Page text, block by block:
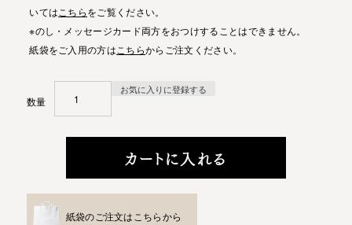
いては こちらをご覧ください。
※のし・メッセージカード両方をおつけすることはできません。
紙袋をご入用の方は こちらからご注文ください。
お気に入りに登録する
カートに入れる
紙袋のご注文はこちらから